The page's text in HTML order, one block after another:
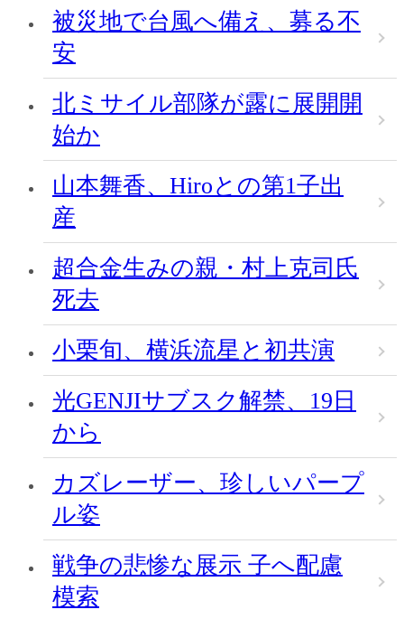
被災地で台風へ備え、募る不
安
北ミサイル部隊が露に展開開
始か
山本舞香、Hiroとの第1子出
産
超合金生みの親・村上克司氏
死去
小栗旬、横浜流星と初共演
光GENJIサブスク解禁、19日
から
カズレーザー、珍しいパープ
ル姿
戦争の悲惨な展示 子へ配慮
模索